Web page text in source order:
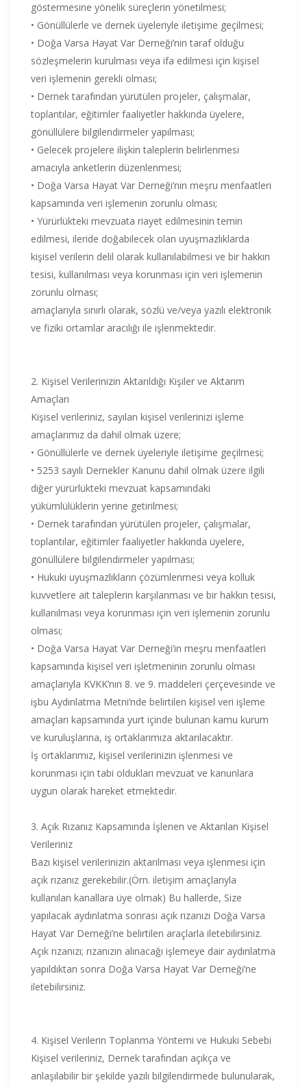
göstermesine yönelik süreçlerin yönetilmesi;
• Gönüllülerle ve dernek üyeleriyle iletişime geçilmesi;
• Doğa Varsa Hayat Var Derneği’nin taraf olduğu
sözleşmelerin kurulması veya ifa edilmesi için kişisel
veri işlemenin gerekli olması;
• Dernek tarafından yürütülen projeler, çalışmalar,
toplantılar, eğitimler faaliyetler hakkında üyelere,
gönüllülere bilgilendirmeler yapılması;
• Gelecek projelere ilişkin taleplerin belirlenmesi
amacıyla anketlerin düzenlenmesi;
• Doğa Varsa Hayat Var Derneği’nin meşru menfaatleri
kapsamında veri işlemenin zorunlu olması;
• Yürürlükteki mevzuata riayet edilmesinin temin
edilmesi, ileride doğabilecek olan uyuşmazlıklarda
kişisel verilerin delil olarak kullanılabilmesi ve bir hakkın
tesisi, kullanılması veya korunması için veri işlemenin
zorunlu olması;
amaçlarıyla sınırlı olarak, sözlü ve/veya yazılı elektronik
ve fiziki ortamlar aracılığı ile işlenmektedir.
2. Kişisel Verilerinizin Aktarıldığı Kişiler ve Aktarım
Amaçları
Kişisel verileriniz, sayılan kişisel verilerinizi işleme
amaçlarımız da dahil olmak üzere;
• Gönüllülerle ve dernek üyeleriyle iletişime geçilmesi;
• 5253 sayılı Dernekler Kanunu dahil olmak üzere ilgili
diğer yürürlükteki mevzuat kapsamındaki
yükümlülüklerin yerine getirilmesi;
• Dernek tarafından yürütülen projeler, çalışmalar,
toplantılar, eğitimler faaliyetler hakkında üyelere,
gönüllülere bilgilendirmeler yapılması;
• Hukuki uyuşmazlıkların çözümlenmesi veya kolluk
kuvvetlere ait taleplerin karşılanması ve bir hakkın tesisi,
kullanılması veya korunması için veri işlemenin zorunlu
olması;
• Doğa Varsa Hayat Var Derneği’in meşru menfaatleri
kapsamında kişisel veri işletmeninin zorunlu olması
amaçlarıyla KVKK’nın 8. ve 9. maddeleri çerçevesinde ve
işbu Aydınlatma Metni’nde belirtilen kişisel veri işleme
amaçları kapsamında yurt içinde bulunan kamu kurum
ve kuruluşlarına, iş ortaklarımıza aktarılacaktır.
İş ortaklarımız, kişisel verilerinizin işlenmesi ve
korunması için tabi oldukları mevzuat ve kanunlara
uygun olarak hareket etmektedir.
3. Açık Rızanız Kapsamında İşlenen ve Aktarılan Kişisel
Verileriniz
Bazı kişisel verilerinizin aktarılması veya işlenmesi için
açık rızanız gerekebilir.(Örn. iletişim amaçlarıyla
kullanılan kanallara üye olmak) Bu hallerde, Size
yapılacak aydınlatma sonrası açık rızanızı Doğa Varsa
Hayat Var Derneği’ne belirtilen araçlarla iletebilirsiniz.
Açık rızanızı; rızanızın alınacağı işlemeye dair aydınlatma
yapıldıktan sonra Doğa Varsa Hayat Var Derneği’ne
iletebilirsiniz.
4. Kişisel Verilerin Toplanma Yöntemi ve Hukuki Sebebi
Kişisel verileriniz, Dernek tarafından açıkça ve
anlaşılabilir bir şekilde yazılı bilgilendirmede bulunularak,